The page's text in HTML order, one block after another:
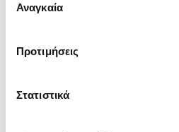
των υπηρεσιών τους.
συγκατάθεσης
Αναγκαία
Προτιμήσεις
Στατιστικά